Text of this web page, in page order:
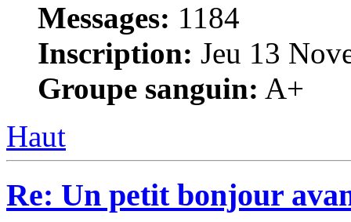
Messages: 1184
Inscription: Jeu 13
Groupe sanguin: A+
Haut
Re: Un petit bonjour